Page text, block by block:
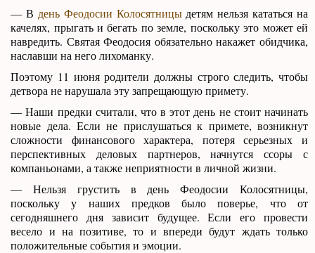
— В день Феодосии Колосятницыдетям нельзя кататься на
качелях, прыгать и бегать по земле, поскольку это может ей
навредить. Святая Феодосия обязательно накажет обидчика,
наславши на него лихоманку.
Поэтому 11 июня родители должны строго следить, чтобы
детвора не нарушала эту запрещающую примету.
— Наши предки считали, что в этот день не стоит начинать
новые дела. Если не прислушаться к примете, возникнут
сложности финансового характера, потеря серьезных и
перспективных деловых партнеров, начнутся ссоры с
компаньонами, а также неприятности в личной жизни.
— Нельзя грустить в день Феодосии Колосятницы,
поскольку у наших предков было поверье, что от
сегодняшнего дня зависит будущее. Если его провести
весело и на позитиве, то и впереди будут ждать только
положительные события и эмоции.